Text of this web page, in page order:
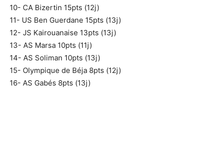
10- CA Bizertin 15pts (12j)
11- US Ben Guerdane 15pts (13j)
12- JS Kairouanaise 13pts (13j)
13- AS Marsa 10pts (11j)
14- AS Soliman 10pts (13j)
15- Olympique de Béja 8pts (12j)
16- AS Gabés 8pts (13j)